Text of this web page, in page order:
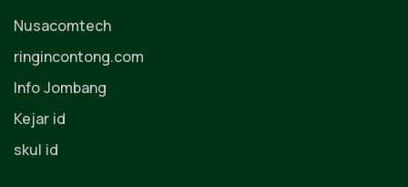
Nusacomtech
ringincontong.com
Info Jombang
Kejar id
skul id